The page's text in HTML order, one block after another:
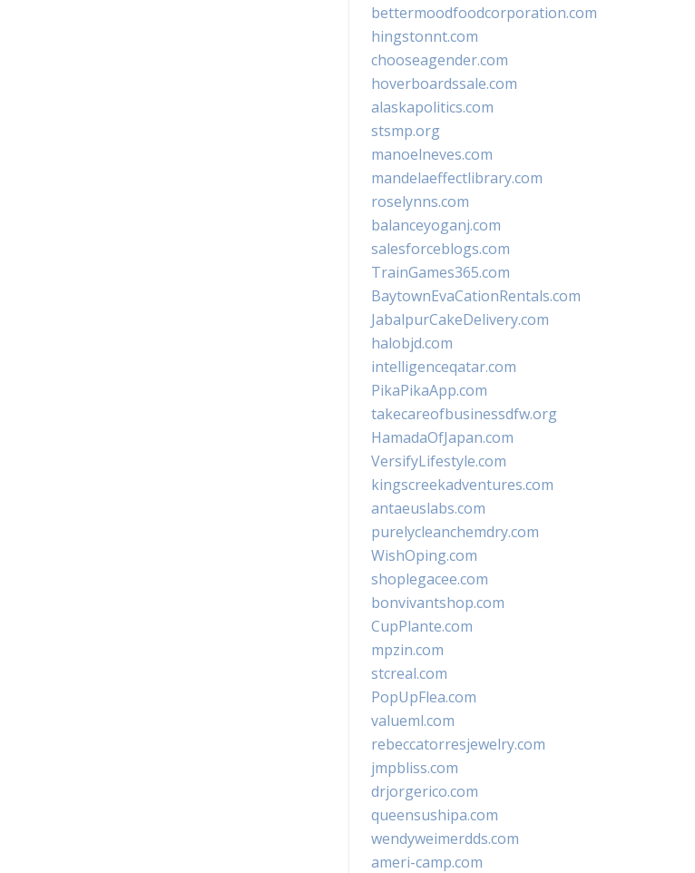
bettermoodfoodcorporation.com
hingstonnt.com
chooseagender.com
hoverboardssale.com
alaskapolitics.com
stsmp.org
manoelneves.com
mandelaeffectlibrary.com
roselynns.com
balanceyoganj.com
salesforceblogs.com
TrainGames365.com
BaytownEvaCationRentals.com
JabalpurCakeDelivery.com
halobjd.com
intelligenceqatar.com
PikaPikaApp.com
takecareofbusinessdfw.org
HamadaOfJapan.com
VersifyLifestyle.com
kingscreekadventures.com
antaeuslabs.com
purelycleanchemdry.com
WishOping.com
shoplegacee.com
bonvivantshop.com
CupPlante.com
mpzin.com
stcreal.com
PopUpFlea.com
valueml.com
rebeccatorresjewelry.com
jmpbliss.com
drjorgerico.com
queensushipa.com
wendyweimerdds.com
ameri-camp.com